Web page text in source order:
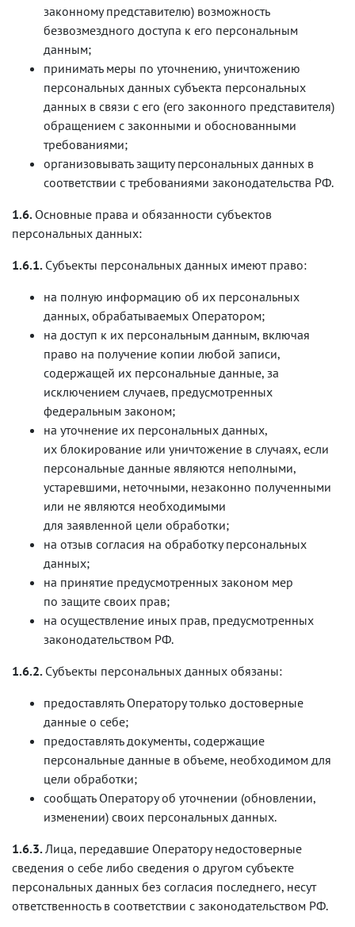
законному представителю) возможность
безвозмездного доступа к его персональным
данным;
принимать меры по уточнению, уничтожению
персональных данных субъекта персональных
данных в связи с его (его законного представителя)
обращением с законными и обоснованными
требованиями;
организовывать защиту персональных данных в
соответствии с требованиями законодательства РФ.
1.6. Основные права и обязанности субъектов
персональных данных:
1.6.1. Субъекты персональных данных имеют право:
на полную информацию об их персональных
данных, обрабатываемых Оператором;
на доступ к их персональным данным, включая
право на получение копии любой записи,
содержащей их персональные данные, за
исключением случаев, предусмотренных
федеральным законом;
на уточнение их персональных данных,
их блокирование или уничтожение в случаях, если
персональные данные являются неполными,
устаревшими, неточными, незаконно полученными
или не являются необходимыми
для заявленной цели обработки;
на отзыв согласия на обработку персональных
данных;
на принятие предусмотренных законом мер
по защите своих прав;
на осуществление иных прав, предусмотренных
законодательством РФ.
1.6.2. Субъекты персональных данных обязаны:
предоставлять Оператору только достоверные
данные о себе;
предоставлять документы, содержащие
персональные данные в объеме, необходимом для
цели обработки;
сообщать Оператору об уточнении (обновлении,
изменении) своих персональных данных.
1.6.3.Лица, передавшие Оператору недостоверные
сведения о себе либо сведения о другом субъекте
персональных данных без согласия последнего, несут
ответственность в соответствии с законодательством РФ.